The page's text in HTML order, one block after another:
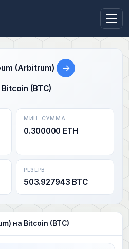
(Arbitrum) →
Bitcoin (BTC)
МИН. СУММА
0.300000 ETH
РЕЗЕРВ
503.927943 BTC
на Bitcoin (BTC)